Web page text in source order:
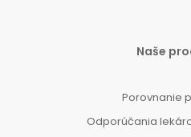
Naše
Porovnanie
Odporúčania